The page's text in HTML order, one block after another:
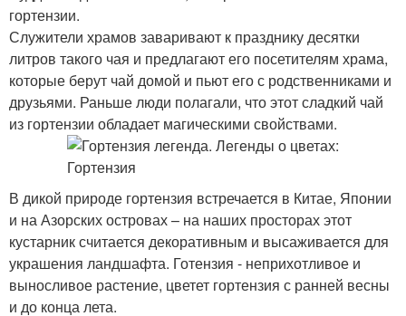
гортензии.
Служители храмов заваривают к празднику десятки
литров такого чая и предлагают его посетителям храма,
которые берут чай домой и пьют его с родственниками и
друзьями. Раньше люди полагали, что этот сладкий чай
из гортензии обладает магическими свойствами.
В дикой природе гортензия встречается в Китае, Японии
и на Азорских островах – на наших просторах этот
кустарник считается декоративным и высаживается для
украшения ландшафта. Готензия - неприхотливое и
выносливое растение, цветет гортензия с ранней весны
и до конца лета.